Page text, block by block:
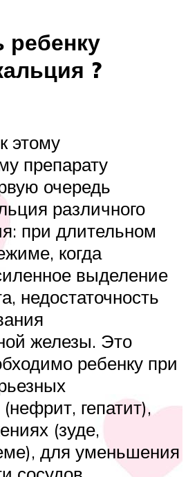
ребенку
?
этому
препарату
очередь
различного
при длительном
когда
выделение
недостаточность
железы. Это
ребенку при
гепатит),
(зуде,
для уменьшения